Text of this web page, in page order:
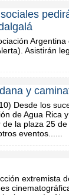
Asistirán
y
Desde los
de Agua Rica
la plaza 25
eventos......
extremista